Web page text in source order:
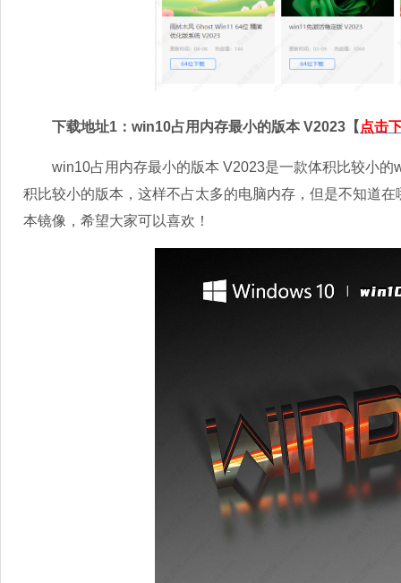
下载地址1：win10占用内存最小的版本 V2023【 点击
win10占用内存最小的版本 V2023是一款体积比较小的
积比较小的版本，这样不占太多的电脑内存，但是不知道
本镜像，希望大家可以喜欢！